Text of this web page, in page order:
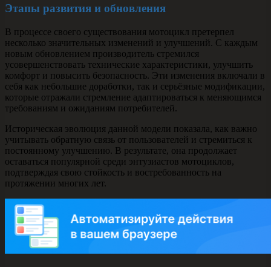
Этапы развития и обновления
В процессе своего существования мотоцикл претерпел
несколько значительных изменений и улучшений. С каждым
новым обновлением производитель стремился
усовершенствовать технические характеристики, улучшить
комфорт и повысить безопасность. Эти изменения включали в
себя как небольшие доработки, так и серьёзные модификации,
которые отражали стремление адаптироваться к меняющимся
требованиям и ожиданиям потребителей.
Историческая эволюция данной модели показала, как важно
учитывать обратную связь от пользователей и стремиться к
постоянному улучшению. В результате, она продолжает
оставаться популярной среди энтузиастов мотоциклов,
подтверждая свою стойкость и востребованность на
протяжении многих лет.